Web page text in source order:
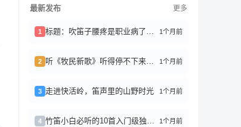
最新发布 更多
1 标题：吹笛子腰疼是职业病了，来聊聊怎么破 1个月前
2 听《牧民新歌》听得停不下来，笛子真是治愈系神器啊 1个月前
3 走进快活岭，笛声里的山野时光 1个月前
4 竹笛小白必听的10首入门级独奏曲，听完秒变民乐控 1个月前